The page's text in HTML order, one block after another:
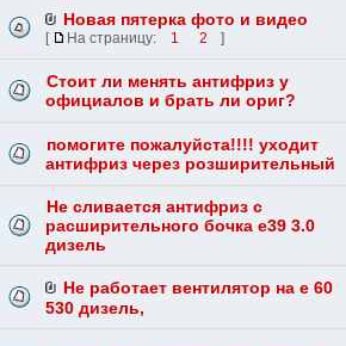
Новая пятерка фото и видео
[ На страницу: 1 2 ]
Стоит ли менять антифриз у
официалов и брать ли ориг?
помогите пожалуйста!!!! уходит
антифриз через розширительный
Не сливается антифриз с
расширительного бочка е39 3.0
дизель
Не работает вентилятор на е 60
530 дизель,